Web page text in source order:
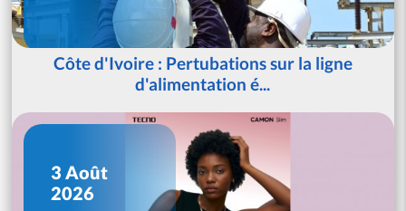
Côte d'Ivoire : Pertubations sur la ligne
d'alimentation é...
3 Août
2026